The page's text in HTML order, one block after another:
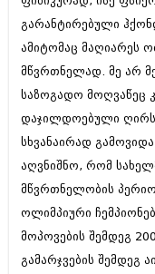
დეკემბერი
ნოემბერი
ოქტომბერი
აგვისტო
ივლისი
თებერვალი
ოქტომბერი
აგვისტო
აგვისტო
ივნისი
ნოემბერი
გარანტირებული
ამიტომაც მაღიარეს
მწვრთნელად. მე არ
საზოგადო მოღვაწეც
დაჯილდოებული
სხვანაირად
აღვნიშნო, რომ
მწვრთნელობის
ოლიმპიური
მოპოვების შემდეგ
გამარჯვების შემდეგ